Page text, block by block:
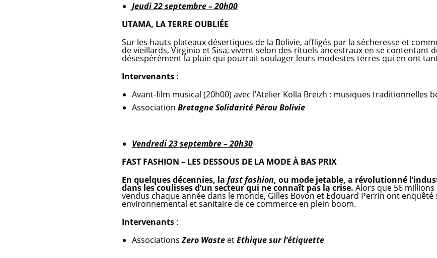
Jeudi 22 septembre – 20h00
UTAMA, LA TERRE OUBLIÉE
Sur les hauts plateaux désertiques de la Bolivie, affligés par la sécheresse et
de vieillards, Virginio et Sisa, vivent selon des rituels ancestraux en se contentant
désespérément la pluie qui pourrait soulager leurs modestes terres qui en ont
Intervenants :
Avant-film musical (20h00) avec l’Atelier Kolla Breizh : musiques traditionnelles
Association Bretagne Solidarité Pérou Bolivie
Vendredi 23 septembre – 20h30
FAST FASHION – LES DESSOUS DE LA MODE À BAS PRIX
En quelques décennies, la fast fashion, ou mode jetable, a révolutionné
dans les coulisses d’un secteur qui ne connaît pas la crise. Alors que 56
vendus chaque année dans le monde, Gilles Bovon et Édouard Perrin ont enquêté
environnemental et sanitaire de ce commerce en plein boom.
Intervenants :
AssociationsZero Waste etEthique sur l’étiquette